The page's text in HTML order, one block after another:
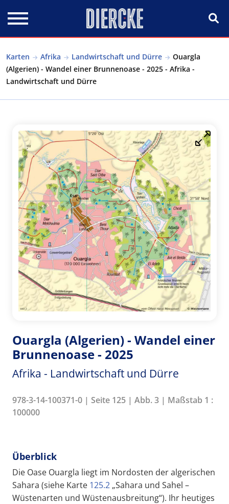
Karten Afrika Landwirtschaft und Dürre
Ouargla
(Algerien) - Wandel einer Brunnenoase - 2025 - Afrika -
Landwirtschaft und Dürre
Ouargla (Algerien) - Wandel einer
Brunnenoase - 2025
Afrika - Landwirtschaft und Dürre
978-3-14-100371-0 | Seite 125 | Abb. 3 | Maßstab 1 :
100000
Überblick
Die Oase Ouargla liegt im Nordosten der algerischen
Sahara (siehe Karte 125.2 „Sahara und Sahel –
Wüstenarten und Wüstenausbreitung“). Ihr heutiges